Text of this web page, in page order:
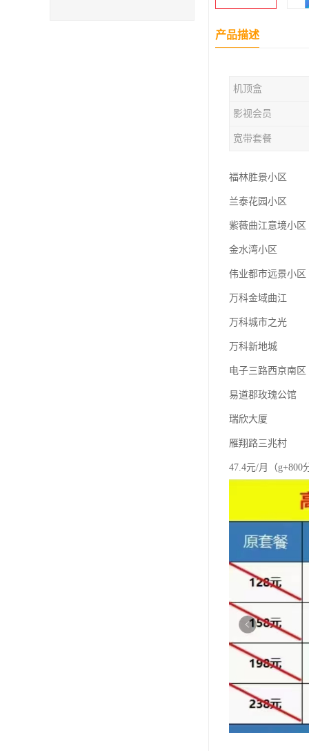
产品描述
机顶盒
影视会员
宽带套餐
福林胜景小区
兰泰花园小区
紫薇曲江意境小区
金水湾小区
伟业都市远景小区
万科金域曲江
万科城市之光
万科新地城
电子三路西京南区
易道郡玫瑰公馆
瑞欣大厦
雁翔路三兆村
47.4元/月（g+800